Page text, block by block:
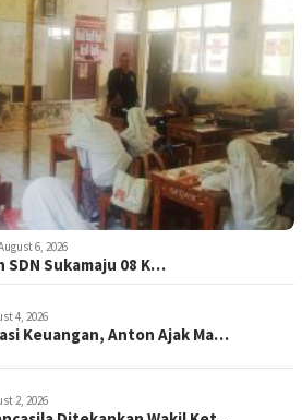
6, 2026
Sukamaju 08 K…
4, 2026
Keuangan, Anton Ajak Ma…
2, 2026